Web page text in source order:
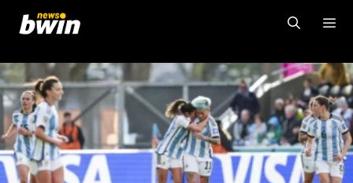
contenuto
MENU